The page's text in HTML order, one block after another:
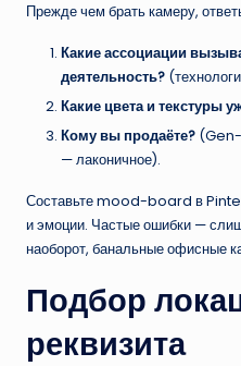
Прежде чем брать камеру,
Какие ассоциации
деятельность?
Какие цвета и текстуры
Кому вы продаёте? (Gen-
— лаконичное).
Составьте mood-board в
и эмоции. Частые ошибки —
наоборот, банальные офисные
Подбор
реквизита